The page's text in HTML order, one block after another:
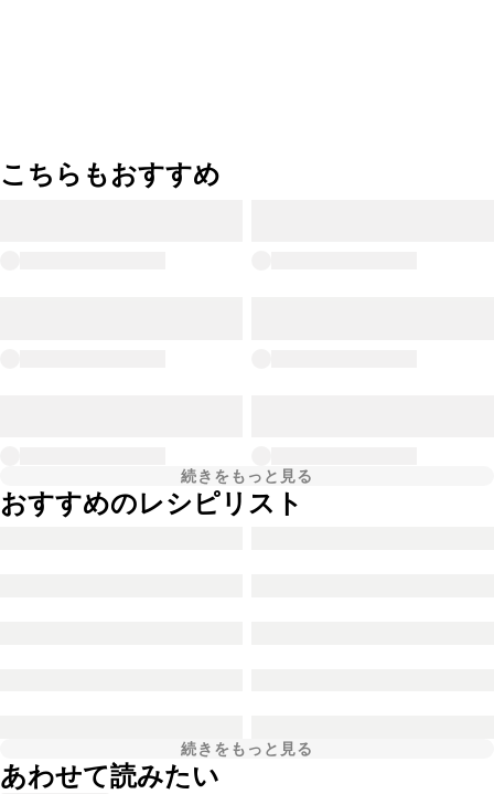
こちらもおすすめ
続きをもっと見る
おすすめのレシピリスト
続きをもっと見る
あわせて読みたい